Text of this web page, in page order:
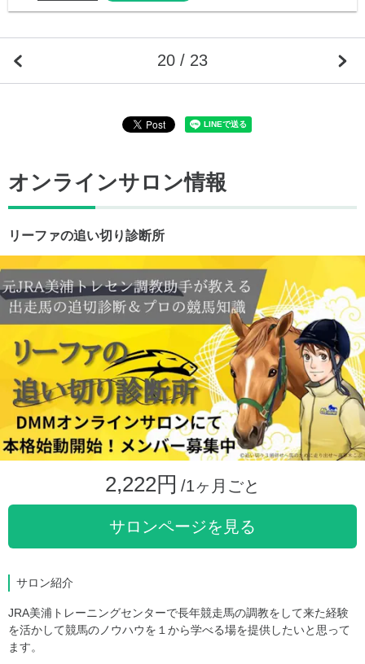
20 / 23
オンラインサロン情報
リーファの追い切り診断所
2,222円 /1ヶ月ごと
サロンページを見る
サロン紹介
JRA美浦トレーニングセンターで長年競走馬の調教をして来た経験
を活かして競馬のノウハウを１から学べる場を提供したいと思って
ます。